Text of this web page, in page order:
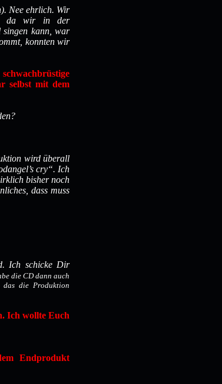
Nee ehrlich. Wir
da wir in der
singen kann, war
konnten wir
selbst mit dem
wird überall
cry“. Ich
bisher noch
dass muss
Ich schicke Dir
die CD dann auch
das die Produktion
Ich wollte Euch
Endprodukt